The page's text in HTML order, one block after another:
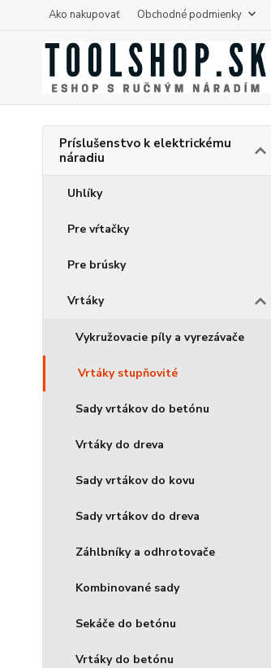
Ako nakupovať Obchodné podmienky
Príslušenstvo k elektrickému
náradiu
Uhlíky
Pre vŕtačky
Pre brúsky
Vrtáky
Vykružovacie píly a vyrezávače
Vrtáky stupňovité
Sady vrtákov do betónu
Vrtáky do dreva
Sady vrtákov do kovu
Sady vrtákov do dreva
Záhlbníky a odhrotovače
Kombinované sady
Sekáče do betónu
Vrtáky do betónu